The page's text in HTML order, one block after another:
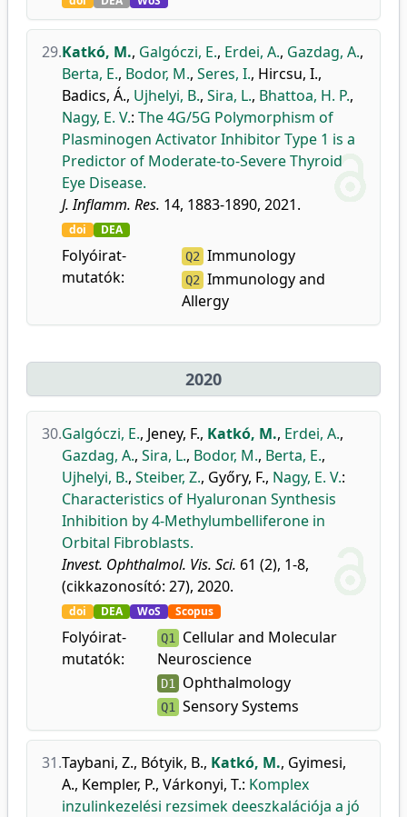
29.Katkó, M., Galgóczi, E., Erdei, A., Gazdag, A.,
Berta, E., Bodor, M., Seres, I., Hircsu, I.,
Badics, Á., Ujhelyi, B., Sira, L., Bhattoa, H. P.,
Nagy, E. V.: The 4G/5G Polymorphism of
Plasminogen Activator Inhibitor Type 1 is a
Predictor of Moderate-to-Severe Thyroid
Eye Disease.
J. Inflamm. Res. 14, 1883-1890, 2021.
doi DEA
Folyóirat-
mutatók:
Q2 Immunology
Q2 Immunology and
Allergy
2020
30.Galgóczi, E., Jeney, F., Katkó, M., Erdei, A.,
Gazdag, A., Sira, L., Bodor, M., Berta, E.,
Ujhelyi, B., Steiber, Z., Győry, F., Nagy, E. V.:
Characteristics of Hyaluronan Synthesis
Inhibition by 4-Methylumbelliferone in
Orbital Fibroblasts.
Invest. Ophthalmol. Vis. Sci. 61 (2), 1-8,
(cikkazonosító: 27), 2020.
doi DEA WoS Scopus
Folyóirat-
mutatók:
Q1 Cellular and Molecular
Neuroscience
D1 Ophthalmology
Q1 Sensory Systems
31.Taybani, Z., Bótyik, B., Katkó, M., Gyimesi,
A., Kempler, P., Várkonyi, T.: Komplex
inzulinkezelési rezsimek deeszkalációja a jó